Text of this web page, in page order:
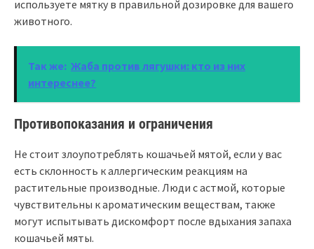
используете мятку в правильной дозировке для вашего
животного.
Так же: Жаба против лягушки: кто из них
интереснее?
Противопоказания и ограничения
Не стоит злоупотреблять кошачьей мятой, если у вас
есть склонность к аллергическим реакциям на
растительные производные. Люди с астмой, которые
чувствительны к ароматическим веществам, также
могут испытывать дискомфорт после вдыхания запаха
кошачьей мяты.